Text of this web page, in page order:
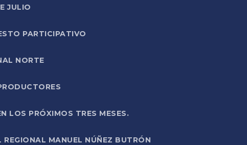
JULIO
PARTICIPATIVO
NORTE
LOS PRÓXIMOS TRES MESES.
MANUEL NÚÑEZ BUTRÓN